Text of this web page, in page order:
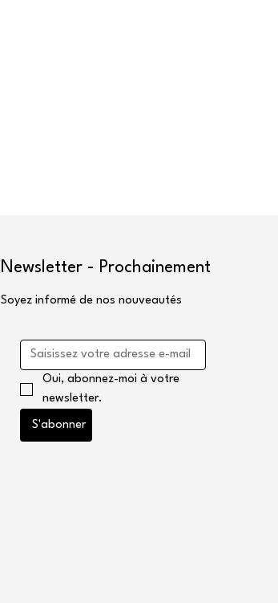
Newsletter - Prochainement
Soyez informé de nos nouveautés
Oui, abonnez-moi à votre
newsletter.
S'abonner